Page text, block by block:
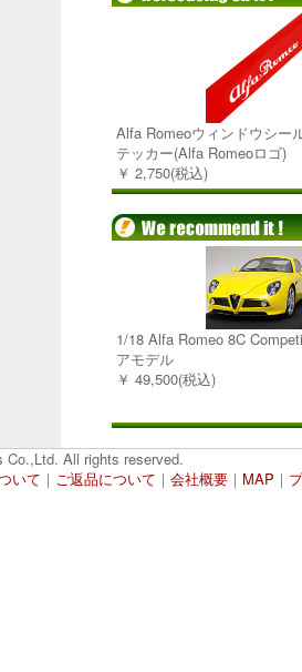
Alfa Romeoウィンドウシー
テッカー(Alfa Romeoロゴ)
￥ 2,750(税込)
1/18 Alfa Romeo 8C
アモデル
￥ 49,500(税込)
Co.,Ltd. All rights reserved.
いて ｜ ご返品について ｜ 会社概要 ｜ MAP ｜